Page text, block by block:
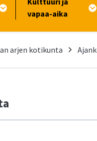
vapaa-aika
arjen kotikunta